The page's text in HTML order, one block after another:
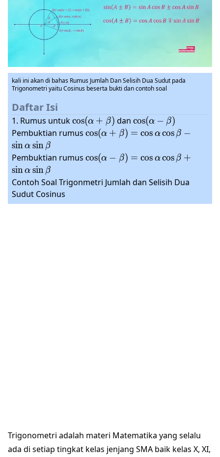
kali ini akan di bahas Rumus Jumlah Dan Selisih Dua Sudut pada
Trigonometri yaitu Cosinus beserta bukti dan contoh soal
Daftar Isi
1. Rumus untuk\cos(\alpha+\beta)
cos(α + β) dan \cos(\alpha-
\beta)
cos(α − β)
Pembuktian rumus \cos(\alpha+\beta)=\cos\alpha
cos(α + β) = cos αcos β −
sinα sin β
Pembuktian rumus \cos(\alpha
\cos \alpha
+ \sin
cos(α − β) = cos αcos β +
sinα sin β
Contoh Soal Trigonmetri Jumlah dan Selisih Dua
Sudut Cosinus
Trigonometri adalah materi Matematika yang selalu
ada di setiap tingkat kelas jenjang SMA baik kelas X, XI,